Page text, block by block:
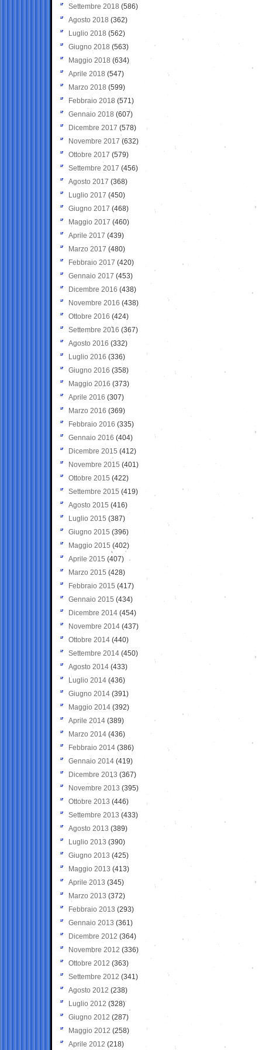
Settembre 2018 (586)
Agosto 2018 (362)
Luglio 2018 (562)
Giugno 2018 (563)
Maggio 2018 (634)
Aprile 2018 (547)
Marzo 2018 (599)
Febbraio 2018 (571)
Gennaio 2018 (607)
Dicembre 2017 (578)
Novembre 2017 (632)
Ottobre 2017 (579)
Settembre 2017 (456)
Agosto 2017 (368)
Luglio 2017 (450)
Giugno 2017 (468)
Maggio 2017 (460)
Aprile 2017 (439)
Marzo 2017 (480)
Febbraio 2017 (420)
Gennaio 2017 (453)
Dicembre 2016 (438)
Novembre 2016 (438)
Ottobre 2016 (424)
Settembre 2016 (367)
Agosto 2016 (332)
Luglio 2016 (336)
Giugno 2016 (358)
Maggio 2016 (373)
Aprile 2016 (307)
Marzo 2016 (369)
Febbraio 2016 (335)
Gennaio 2016 (404)
Dicembre 2015 (412)
Novembre 2015 (401)
Ottobre 2015 (422)
Settembre 2015 (419)
Agosto 2015 (416)
Luglio 2015 (387)
Giugno 2015 (396)
Maggio 2015 (402)
Aprile 2015 (407)
Marzo 2015 (428)
Febbraio 2015 (417)
Gennaio 2015 (434)
Dicembre 2014 (454)
Novembre 2014 (437)
Ottobre 2014 (440)
Settembre 2014 (450)
Agosto 2014 (433)
Luglio 2014 (436)
Giugno 2014 (391)
Maggio 2014 (392)
Aprile 2014 (389)
Marzo 2014 (436)
Febbraio 2014 (386)
Gennaio 2014 (419)
Dicembre 2013 (367)
Novembre 2013 (395)
Ottobre 2013 (446)
Settembre 2013 (433)
Agosto 2013 (389)
Luglio 2013 (390)
Giugno 2013 (425)
Maggio 2013 (413)
Aprile 2013 (345)
Marzo 2013 (372)
Febbraio 2013 (293)
Gennaio 2013 (361)
Dicembre 2012 (364)
Novembre 2012 (336)
Ottobre 2012 (363)
Settembre 2012 (341)
Agosto 2012 (238)
Luglio 2012 (328)
Giugno 2012 (287)
Maggio 2012 (258)
Aprile 2012 (218)